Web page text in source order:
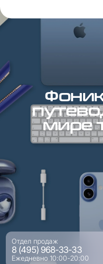
мире
Отдел продаж
8 (495) 968-33-33
Ежедневно 10:00-20:00